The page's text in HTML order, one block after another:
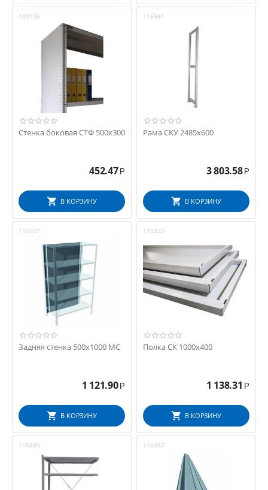
100135
Стенка боковая СТФ 500х300
452.47 Р
В КОРЗИНУ
115941
Рама СКУ 2485x600
3 803.58 Р
В КОРЗИНУ
116937
Задняя стенка 500x1000 МС
1 121.90 Р
В КОРЗИНУ
115925
Полка СК 1000x400
1 138.31 Р
В КОРЗИНУ
115899 116987